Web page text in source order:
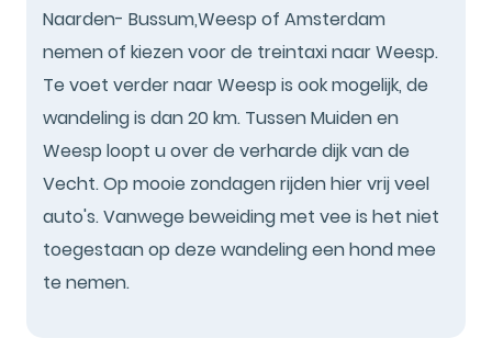
Naarden- Bussum,Weesp of Amsterdam
nemen of kiezen voor de treintaxi naar Weesp.
Te voet verder naar Weesp is ook mogelijk, de
wandeling is dan 20 km. Tussen Muiden en
Weesp loopt u over de verharde dijk van de
Vecht. Op mooie zondagen rijden hier vrij veel
auto's. Vanwege beweiding met vee is het niet
toegestaan op deze wandeling een hond mee
te nemen.